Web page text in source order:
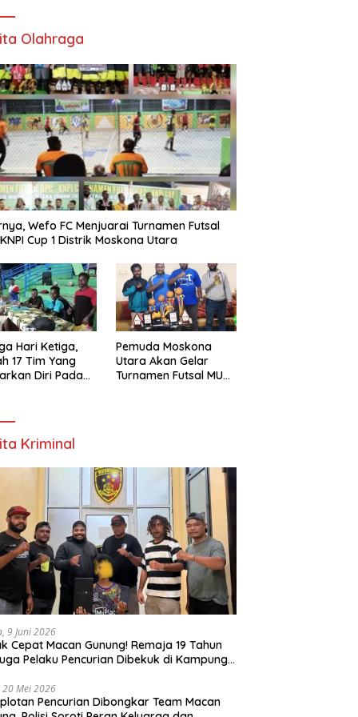
Olahraga
Wefo FC Menjuarai Turnamen Futsal
Cup 1 Distrik Moskona Utara
Hari Ketiga,
17 Tim Yang
Diri Pada
Bintuni
Pemuda Moskona
Utara Akan Gelar
Turnamen Futsal MU
Kriminal
9 Juni 2026
Cepat Macan Gunung! Remaja 19 Tahun
Pelaku Pencurian Dibekuk di Kampung
20 Mei 2026
Pencurian Dibongkar Team Macan